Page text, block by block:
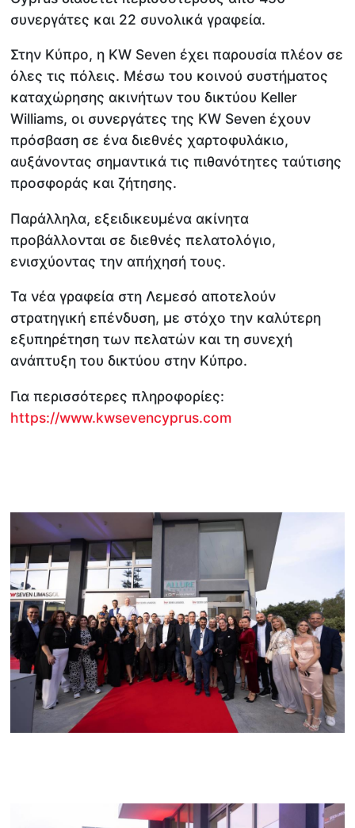
συνεργάτες και 22 συνολικά γραφεία.
Στην Κύπρο, η KW Seven έχει παρουσία πλέον σε
όλες τις πόλεις. Μέσω του κοινού συστήματος
καταχώρησης ακινήτων του δικτύου Keller
Williams, οι συνεργάτες της KW Seven έχουν
πρόσβαση σε ένα διεθνές χαρτοφυλάκιο,
αυξάνοντας σημαντικά τις πιθανότητες ταύτισης
προσφοράς και ζήτησης.
Παράλληλα, εξειδικευμένα ακίνητα
προβάλλονται σε διεθνές πελατολόγιο,
ενισχύοντας την απήχησή τους.
Τα νέα γραφεία στη Λεμεσό αποτελούν
στρατηγική επένδυση, με στόχο την καλύτερη
εξυπηρέτηση των πελατών και τη συνεχή
ανάπτυξη του δικτύου στην Κύπρο.
Για περισσότερες πληροφορίες:
https://www.kwsevencyprus.com